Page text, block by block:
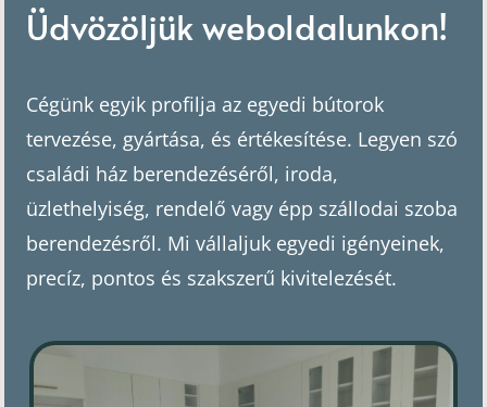
Üdvözöljük weboldalunkon!
Cégünk egyik profilja az egyedi bútorok
tervezése, gyártása, és értékesítése. Legyen szó
családi ház berendezéséről, iroda,
üzlethelyiség, rendelő vagy épp szállodai szoba
berendezésről. Mi vállaljuk egyedi igényeinek,
precíz, pontos és szakszerű kivitelezését.